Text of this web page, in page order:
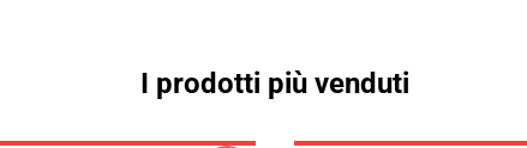
I prodotti più venduti